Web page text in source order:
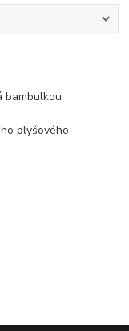
bambulkou
plyšového